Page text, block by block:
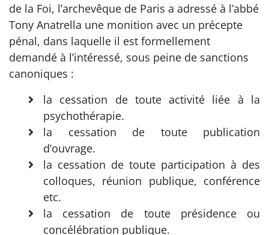
de la Foi, l’archevêque de Paris a adressé à l’abbé
Tony Anatrella une monition avec un précepte
pénal, dans laquelle il est formellement
demandé à l’intéressé, sous peine de sanctions
canoniques :
la cessation de toute activité liée à la
psychothérapie.
la cessation de toute publication
d’ouvrage.
la cessation de toute participation à des
colloques, réunion publique, conférence
etc.
la cessation de toute présidence ou
concélébration publique.